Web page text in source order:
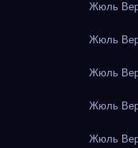
Жюль
Жюль
Жюль
Жюль
Жюль